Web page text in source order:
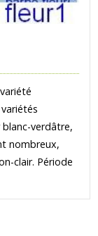
verdâtre,
nombreux,
clair. Période